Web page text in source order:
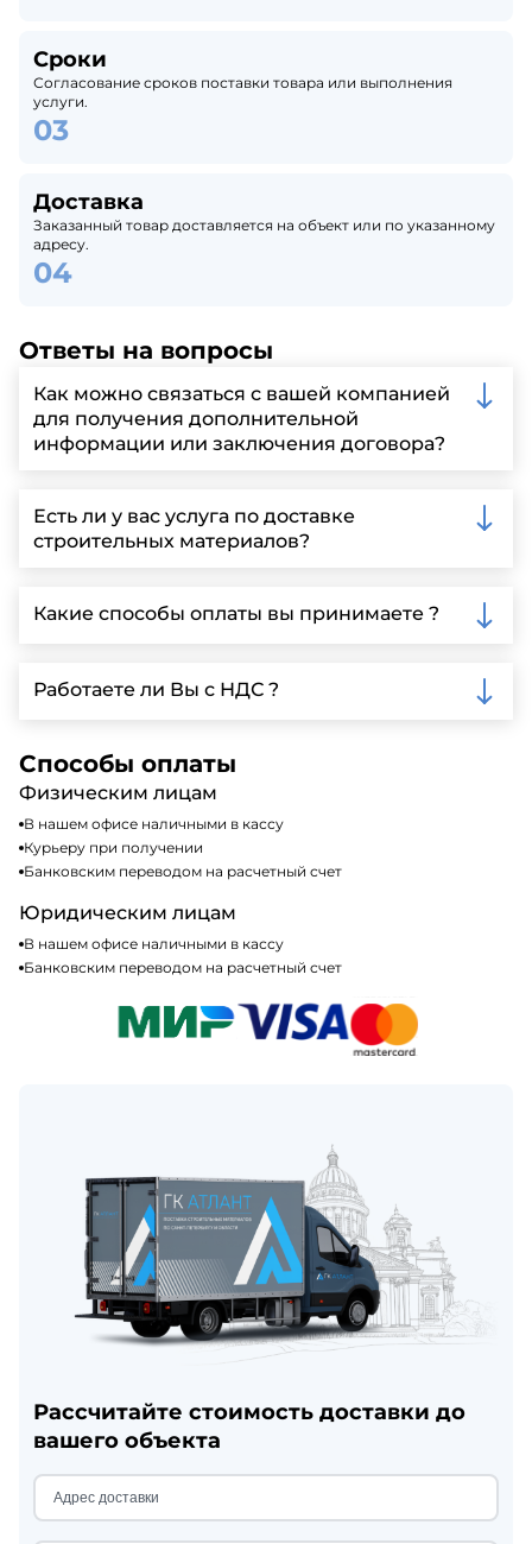
Сроки
Согласование сроков поставки товара или выполнения
услуги.
Доставка
Заказанный товар доставляется на объект или по указанному
адресу.
Ответы на вопросы
Как можно связаться с вашей компанией
для получения дополнительной
информации или заключения договора?
запрос через нашу официальную почту или
заполнить форму на нашем сайте для более
детальной информации и организации встречи.
Есть ли у вас услуга по доставке
строительных материалов?
Ленинградской области, у нас собственный
автопарк, для обеспечения быстрой и надежной
Какие способы оплаты вы принимаете ?
включая наличные, банковские переводы,
кредитные карты. Подробную информацию о
Работаете ли Вы с НДС ?
налогообложения, т.е с НДС 20%
Способы оплаты
Физическим лицам
В нашем офисе наличными в кассу
Курьеру при получении
Банковским переводом на расчетный счет
Юридическим лицам
В нашем офисе наличными в кассу
Банковским переводом на расчетный счет
Рассчитайте стоимость доставки до
вашего объекта